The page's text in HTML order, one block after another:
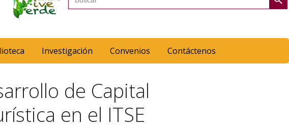
Investigación Convenios Contáctenos
de Capital
en el ITSE